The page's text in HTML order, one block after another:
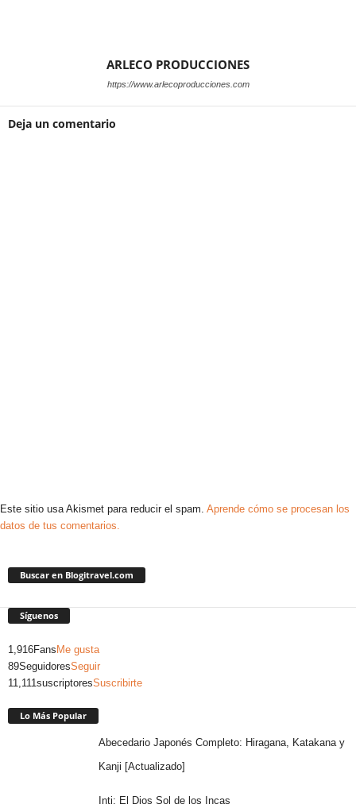
ARLECO PRODUCCIONES
https://www.arlecoproducciones.com
Deja un comentario
Este sitio usa Akismet para reducir el spam. Aprende cómo se procesan los
datos de tus comentarios.
Buscar en Blogitravel.com
Síguenos
1,916Fans Me gusta
89SeguidoresSeguir
11,111 suscriptoresSuscribirte
Lo Más Popular
Abecedario Japonés Completo: Hiragana, Katakana y
Kanji [Actualizado]
Inti: El Dios Sol de los Incas